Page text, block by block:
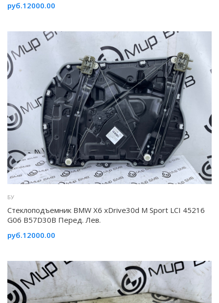
руб.12000.00
БУ
Стеклоподъемник BMW X6 xDrive30d M Sport LCI 45216
G06 B57D30B Перед. Лев.
руб.12000.00